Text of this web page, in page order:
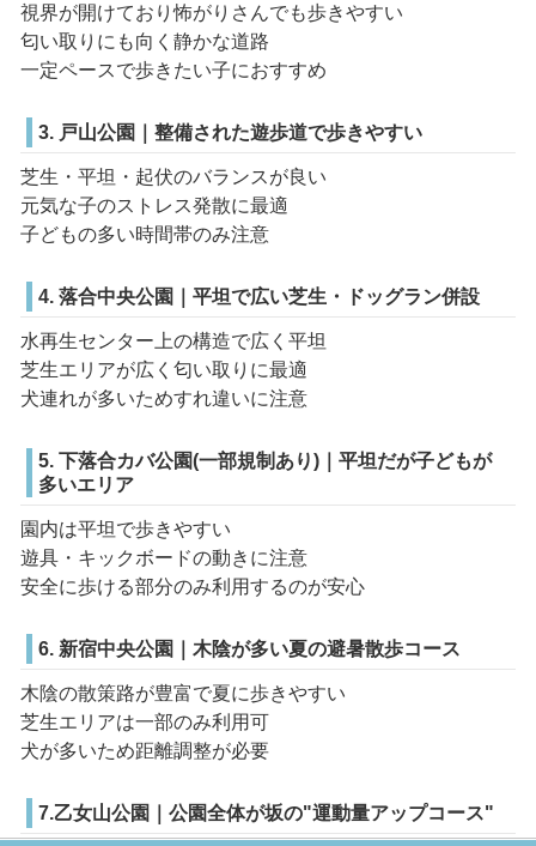
視界が開けており怖がりさんでも歩きやすい
匂い取りにも向く静かな道路
一定ペースで歩きたい子におすすめ
3. 戸山公園｜整備された遊歩道で歩きやすい
芝生・平坦・起伏のバランスが良い
元気な子のストレス発散に最適
子どもの多い時間帯のみ注意
4. 落合中央公園｜平坦で広い芝生・ドッグラン併設
水再生センター上の構造で広く平坦
芝生エリアが広く匂い取りに最適
犬連れが多いためすれ違いに注意
5. 下落合カバ公園(一部規制あり)｜平坦だが子どもが
多いエリア
園内は平坦で歩きやすい
遊具・キックボードの動きに注意
安全に歩ける部分のみ利用するのが安心
6. 新宿中央公園｜木陰が多い夏の避暑散歩コース
木陰の散策路が豊富で夏に歩きやすい
芝生エリアは一部のみ利用可
犬が多いため距離調整が必要
7.乙女山公園｜公園全体が坂の"運動量アップコース"